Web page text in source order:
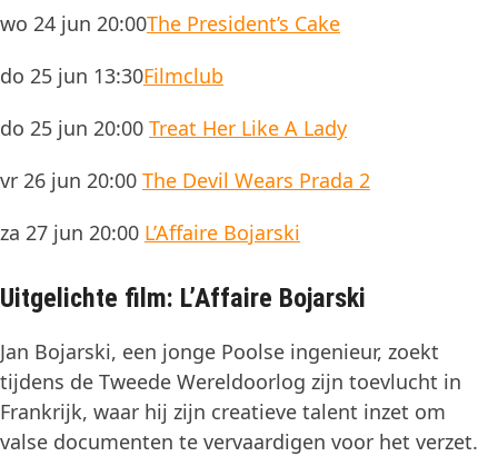
wo 24 jun 20:00The President’s Cake
do 25 jun 13:30Filmclub
do 25 jun 20:00 Treat Her Like A Lady
vr 26 jun 20:00 The Devil Wears Prada 2
za 27 jun 20:00 L’Affaire Bojarski
Uitgelichte film: L’Affaire Bojarski
Jan Bojarski, een jonge Poolse ingenieur, zoekt
tijdens de Tweede Wereldoorlog zijn toevlucht in
Frankrijk, waar hij zijn creatieve talent inzet om
valse documenten te vervaardigen voor het verzet.